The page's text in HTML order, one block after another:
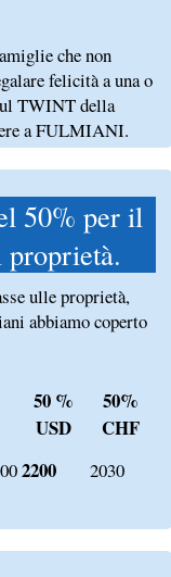
che non
felicità a una o
TWINT della
a FULMIANI.
50% per il
proprietà.
ulle proprietà,
abbiamo coperto
50 %
USD
50%
CHF
2200 2030